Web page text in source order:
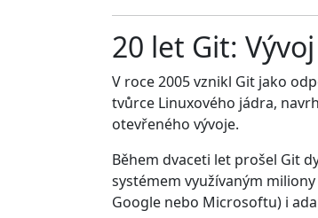
20 let Git:
V roce 2005 vznikl Git jako
tvůrce Linuxového jádra,
otevřeného vývoje.
Během dvaceti let prošel Git
systémem využívaným
Google nebo Microsoftu) i